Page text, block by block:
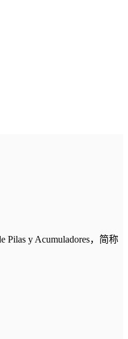
y Acumuladores，简称